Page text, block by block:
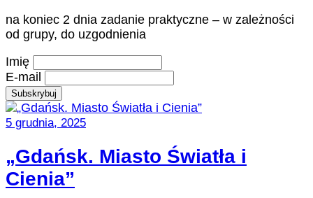
na koniec 2 dnia zadanie praktyczne – w zależności
od grupy, do uzgodnienia
Imię
E-mail
5 grudnia, 2025
„Gdańsk. Miasto Światła i
Cienia”